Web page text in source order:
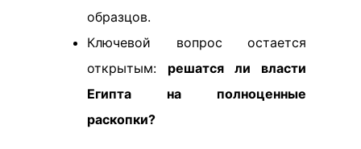
образцов.
Ключевой вопрос остается
открытым: решатся ли власти
Египта на полноценные
раскопки?